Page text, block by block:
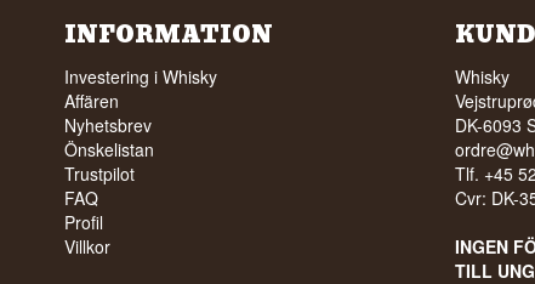
INFORMATION
Investering i Whisky
Affären
Nyhetsbrev
Önskelistan
Trustpilot
FAQ
Profil
Villkor
Whisky
DK-6093
Tlf. +45
Cvr: DK-
INGEN
TILL